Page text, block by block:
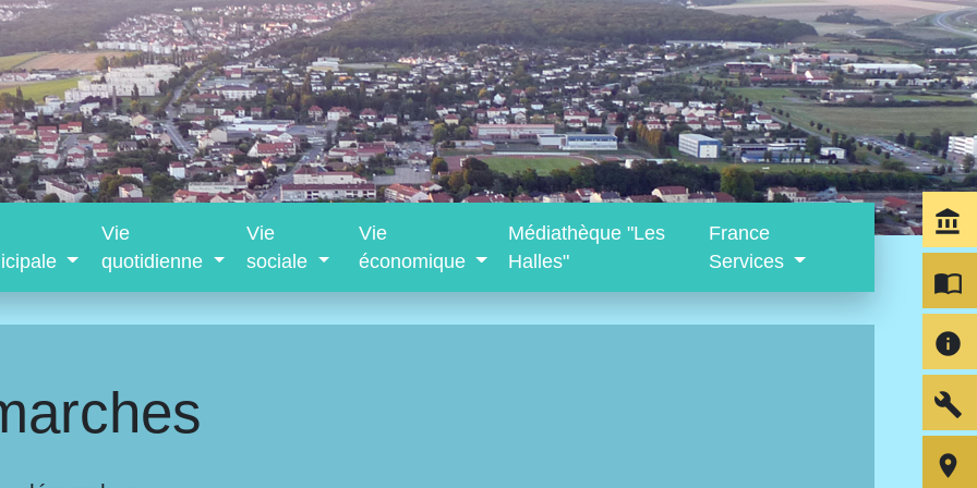
Vie
quotidienne
Vie
sociale
Vie
économique
Médiathèque "Les
Halles"
France
Services
account_balance
import_contacts
info
build
room